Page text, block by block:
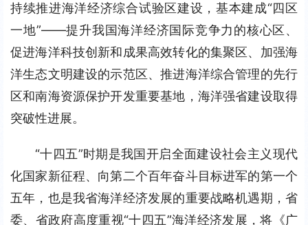
持续推进海洋经济综合试验区建设，基本建成“四区
一地”——提升我国海洋经济国际竞争力的核心区、
促进海洋科技创新和成果高效转化的集聚区、加强海
洋生态文明建设的示范区、推进海洋综合管理的先行
区和南海资源保护开发重要基地，海洋强省建设取得
突破性进展。
“十四五”时期是我国开启全面建设社会主义现代
化国家新征程、向第二个百年奋斗目标进军的第一个
五年，也是我省海洋经济发展的重要战略机遇期，省
委、省政府高度重视“十四五”海洋经济发展，将《广